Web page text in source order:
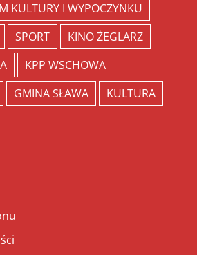
KULTURY I WYPOCZYNKU
SPORT
KINO ŻEGLARZ
KPP WSCHOWA
GMINA SŁAWA KULTURA